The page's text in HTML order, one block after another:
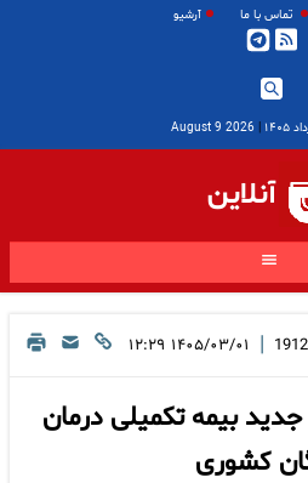
تماس با ما آرشیو
|
2026 August 9
آنلاین
| ۱۴۰۵/۰۳/۰۱ ۱۲:۲۹
جدید بیمه تکمیلی درمان